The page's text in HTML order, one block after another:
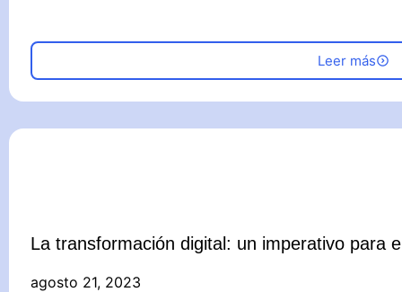
Leer más
La transformación digital: un imperativo para
agosto 21, 2023